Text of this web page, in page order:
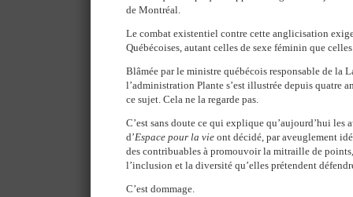
de Montréal.
Le combat existentiel contre cette anglicisation
Québécoises, autant celles de sexe féminin que
Blâmée par le ministre québécois responsable de la
l’administration Plante s’est illustrée depuis quatre
ce sujet. Cela ne la regarde pas.
C’est sans doute ce qui explique qu’aujourd’hui les
d’Espace pour la vie ont décidé, par aveuglement
des contribuables à promouvoir la mitraille de
l’inclusion et la diversité qu’elles prétendent
C’est dommage.